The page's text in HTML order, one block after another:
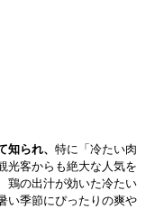
られ、 特に「冷たい肉
光客からも絶大な人気を
鶏の出汁が効いた冷たい
い季節にぴったりの爽や